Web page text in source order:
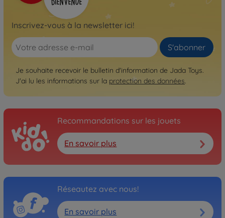
Inscrivez-vous à la newsletter ici!
S'abonner
Je souhaite recevoir le bulletin d'information de Jada Toys.
J'ai lu les informations sur la protection des données.
Recommandations sur les jouets
En savoir plus
Réseautez avec nous!
En savoir plus